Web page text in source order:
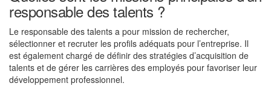
responsable des talents ?
Le responsable des talents a pour mission de rechercher,
sélectionner et recruter les profils adéquats pour l’entreprise. Il
est également chargé de définir des stratégies d’acquisition de
talents et de gérer les carrières des employés pour favoriser leur
développement professionnel.